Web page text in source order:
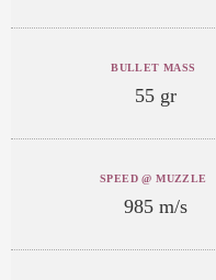
BULLET MASS
55 gr
SPEED @ MUZZLE
985 m/s